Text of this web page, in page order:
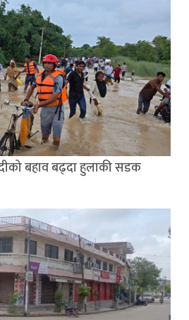
बहाव बढ्दा हुलाकी सडक